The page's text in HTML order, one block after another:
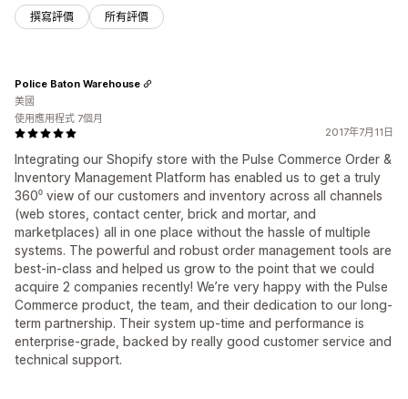
撰寫評價 所有評價
2017年7月11日
Integrating our Shopify store with the Pulse Commerce Order &
Inventory Management Platform has enabled us to get a truly
360⁰ view of our customers and inventory across all channels
(web stores, contact center, brick and mortar, and
marketplaces) all in one place without the hassle of multiple
systems. The powerful and robust order management tools are
best-in-class and helped us grow to the point that we could
acquire 2 companies recently! We’re very happy with the Pulse
Commerce product, the team, and their dedication to our long-
term partnership. Their system up-time and performance is
enterprise-grade, backed by really good customer service and
technical support.
Police Baton Warehouse
美國
使用應用程式 7個月